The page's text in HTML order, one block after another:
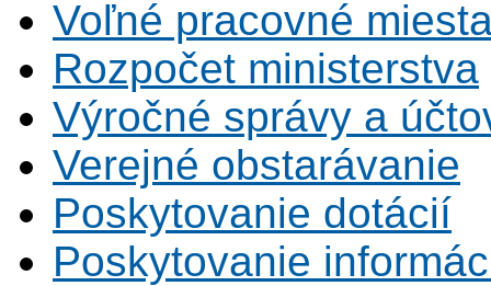
Voľné pracovné
Rozpočet ministerstva
Výročné správy a
Verejné obstarávanie
Poskytovanie dotácií
Poskytovanie